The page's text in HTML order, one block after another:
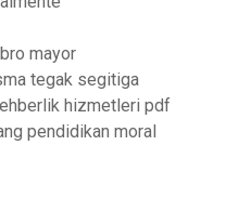
mayor
tegak segitiga
hizmetleri pdf
pendidikan moral